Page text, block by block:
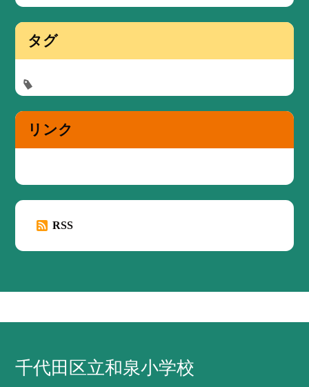
タグ
リンク
RSS
千代田区立和泉小学校